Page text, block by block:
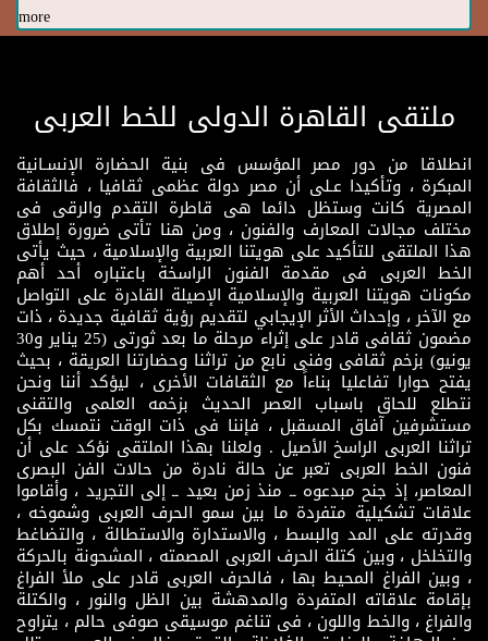
more
ملتقى القاهرة الدولى للخط العربى
انطلاقا من دور مصر المؤسس فى بنية الحضارة الإنسـانية
المبكرة ، وتأكيدا عـلى أن مصر دولة عظمى ثقافيا ، فالثقافة
المصرية كانت وستظل دائما هى قاطرة التقدم والرقى فى
مختلف مجالات المعارف والفنون ، ومن هنا تأتى ضرورة إطلاق
هذا الملتقى للتأكيد على هويتنا العربية والإسلامية ، حيث يأتى
الخط العربى فى مقدمة الفنون الراسخة باعتباره أحد أهم
مكونات هويتنا العربية والإسلامية الإصيلة القادرة على التواصل
مع الآخر ، وإحداث الأثر الإيجابي لتقديم رؤية ثقافية جديدة ، ذات
مضمون ثقافى قادر على إثراء مرحلة ما بعد ثورتى (25 يناير و30
يونيو) بزخم ثقافى وفنى نابع من تراثنا وحضارتنا العريقة ، بحيث
يفتح حوارا تفاعليا بناءاً مع الثقافات الأخرى ، ليؤكد أننا ونحن
نتطلع للحاق باسباب العصر الحديث بزخمه العلمى والتقنى
مستشرفين آفاق المسقبل ، فإننا فى ذات الوقت نتمسك بكل
تراثنا العربى الراسخ الأصيل . ولعلنا بهذا الملتقى نؤكد على أن
فنون الخط العربى تعبر عن حالة نادرة من حالات الفن البصرى
المعاصر، إذ جنح مبدعوه ــ منذ زمن بعيد ــ إلى التجريد ، وأقاموا
علاقات تشكيلية متفردة ما بين سمو الحرف العربى وشموخه ،
وقدرته على المد والبسط ، والاستدارة والاستطالة ، والتضاغط
والتخلخل ، وبين كتلة الحرف العربى المصمته ، المشحونة بالحركة
، وبين الفراغ المحيط بها ، فالحرف العربى قادر على ملأ الفراغ
بإقامة علاقاته المتفردة والمدهشة بين الظل والنور ، والكتلة
والفراغ ، والخط واللون ، فى تناغم موسيقى صوفى حالم ، يتراوح